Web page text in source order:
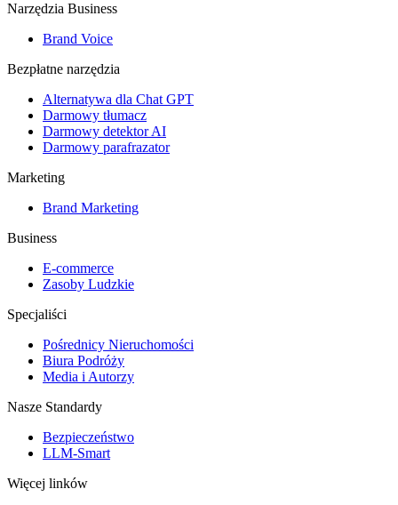
Narzędzia Business
Brand Voice
Bezpłatne narzędzia
Alternatywa dla Chat GPT
Darmowy tłumacz
Darmowy detektor AI
Darmowy parafrazator
Marketing
Brand Marketing
Business
E-commerce
Zasoby Ludzkie
Specjaliści
Pośrednicy Nieruchomości
Biura Podróży
Media i Autorzy
Nasze Standardy
Bezpieczeństwo
LLM-Smart
Więcej linków